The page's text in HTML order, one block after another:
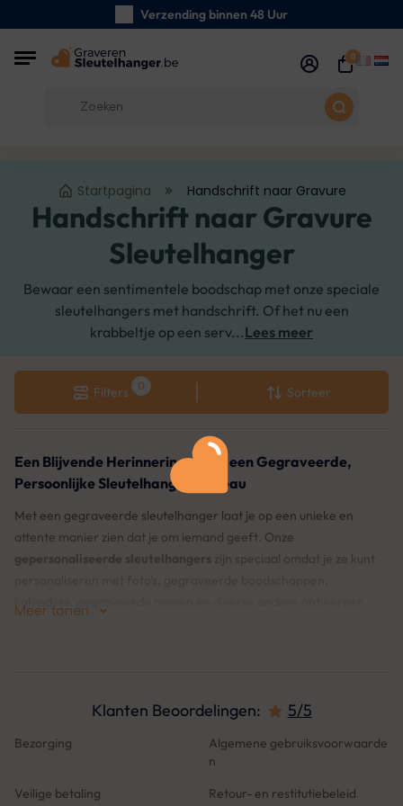
Verzending binnen 48 Uur
Klanten Beoordelingen:
0
Startpagina Handschrift naar Gravure
Handschrift naar Gravure
Sleutelhanger
Bewaar een sentimentele boodschap met onze speciale
sleutelhangers met handschrift. Of het nu een
krabbeltje op een serv...Lees meer
Filters Sorteer
Een Blijvende Herinnering: Geef een Gegraveerde,
Persoonlijke Sleutelhanger Cadeau
Met een gegraveerde sleutelhanger laat je op een unieke en
attente manier zien dat je om iemand geeft. Onze
gepersonaliseerde sleutelhangers zijn speciaal omdat je ze kunt
kalenders, gegraveerde namen en diverse andere ontwerpen.
sleutelhangers voor papa en mama, familie sleutelhangers, koppel
Wat Maakt ons Uniek?
Meer tonen
Bezorging
Algemene gebruiksvoorwaarde
n
Veilige betaling
Retour- en restitutiebeleid
Klanten Beoordelingen: 5/5